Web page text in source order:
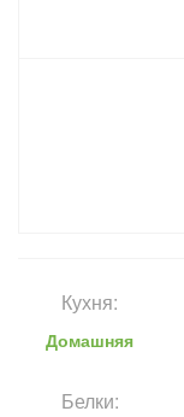
Кухня:
Домашняя
Белки: